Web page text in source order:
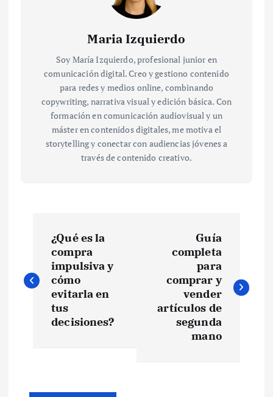
Maria Izquierdo
Soy María Izquierdo, profesional junior en
comunicación digital. Creo y gestiono contenido
para redes y medios online, combinando
copywriting, narrativa visual y edición básica. Con
formación en comunicación audiovisual y un
máster en contenidos digitales, me motiva el
storytelling y conectar con audiencias jóvenes a
través de contenido creativo.
v
¿Qué es la
compra
impulsiva y
cómo
evitarla en
tus
decisiones?
Guía
completa
para
comprar y
vender
artículos de
segunda
mano